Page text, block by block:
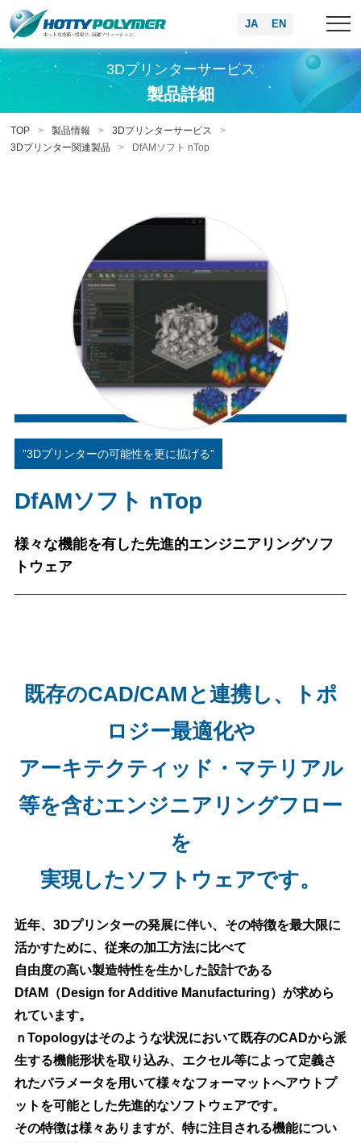
EN
JA
3Dプリンターサービス
製品詳細
TOP 製品情報
3Dプリンターサービス
3Dプリンター関連製品
DfAMソフト nTop
”3Dプリンターの可能性を更に拡げる”
DfAMソフト nTop
様々な機能を有した先進的エンジニアリングソフ
トウェア
既存のCAD/CAMと連携し、トポ
ロジー最適化や
アーキテクティッド・マテリアル
等を含むエンジニアリングフロー
を
実現したソフトウェアです。
近年、3Dプリンターの発展に伴い、その特徴を最大限に
活かすために、従来の加工方法に比べて
自由度の高い製造特性を生かした設計である
DfAM（Design for Additive Manufacturing）が求めら
れています。
ｎTopologyはそのような状況において既存のCADから派
生する機能形状を取り込み、エクセル等によって定義さ
れたパラメータを用いて様々なフォーマットへアウトプ
ットを可能とした先進的なソフトウェアです。
その特徴は様々ありますが、特に注目される機能につい